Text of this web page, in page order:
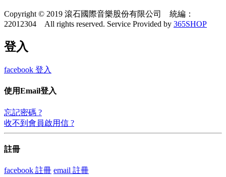
Copyright © 2019 滾石國際音樂股份有限公司 統編：
22012304 All rights reserved. Service Provided by 365SHOP
登入
facebook 登入
使用Email登入
忘記密碼 ?
收不到會員啟用信 ?
註冊
facebook 註冊 email 註冊